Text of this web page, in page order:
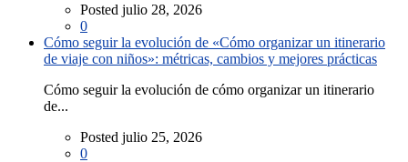
Posted julio 28, 2026
0
Cómo seguir la evolución de «Cómo organizar un itinerario
de viaje con niños»: métricas, cambios y mejores prácticas
Cómo seguir la evolución de cómo organizar un itinerario
de...
Posted julio 25, 2026
0